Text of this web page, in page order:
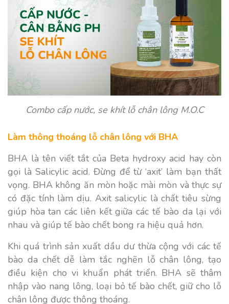
Combo cấp nước, se khít lỗ chân lông M.O.C
Làm thông thoáng lỗ chân lông với BHA
BHA là tên viết tắt của Beta hydroxy acid hay còn
gọi là Salicylic acid. Đừng để từ ‘axit’ làm bạn thất
vọng. BHA không ăn mòn hoặc mài mòn và thực sự
có đặc tính làm dịu. Axit salicylic là chất tiêu sừng
giúp hòa tan các liên kết giữa các tế bào da lại với
nhau và giúp tế bào chết bong ra hiệu quả hơn.
Khi quá trình sản xuất dầu dư thừa cộng với các tế
bào da chết dễ làm tắc nghẽn lỗ chân lông, tạo
điều kiện cho vi khuẩn phát triển. BHA sẽ thâm
nhập vào nang lông, loại bỏ tế bào chết, giữ cho lỗ
chân lông được thông thoáng.